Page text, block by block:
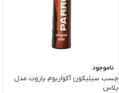
ناموجود
چسب سیلیکون آکواریوم پاروت مدل
پلاس